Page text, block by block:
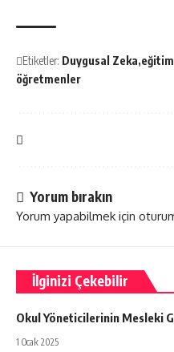
Etiketler: Duygusal Zeka eğitim
öğretmenler
Yorum bırakın
Yorum yapabilmek için
İlginizi Çekebilir
Okul Yöneticilerinin Mesleki
1 Ocak 2025